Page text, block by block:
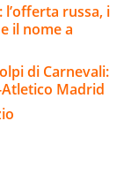
russa, i
il nome a
di Carnevali:
Madrid